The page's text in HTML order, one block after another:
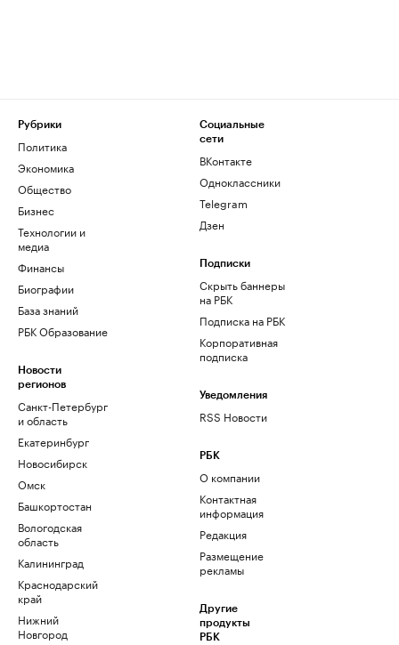
Рубрики
Политика
Экономика
Общество
Бизнес
Технологии и
медиа
Финансы
Биографии
База знаний
РБК Образование
Новости
регионов
Санкт-Петербург
и область
Екатеринбург
Новосибирск
Омск
Башкортостан
Вологодская
область
Калининград
Краснодарский
край
Нижний
Новгород
Социальные
сети
ВКонтакте
Одноклассники
Telegram
Дзен
Подписки
Скрыть баннеры
на РБК
Подписка на РБК
Корпоративная
подписка
Уведомления
RSS Новости
РБК
О компании
Контактная
информация
Редакция
Размещение
рекламы
Другие
продукты
РБК